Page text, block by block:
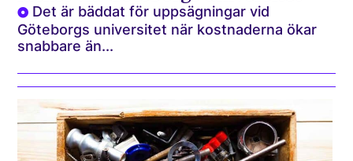
Det är bäddat för uppsägningar vid
Göteborgs universitet när kostnaderna ökar
snabbare än...